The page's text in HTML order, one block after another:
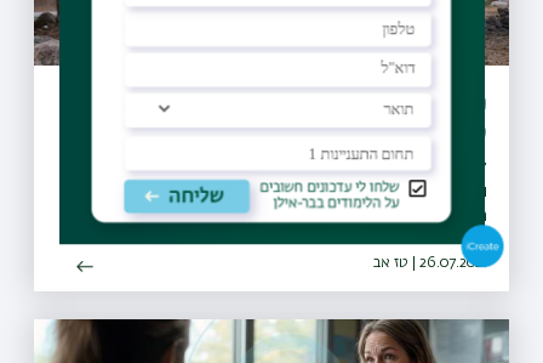
מיזם "קחו אתכם את הזבל" יקודם בעולם
כפורץ דרך
27 מועצות מקומיות ומועצות אזוריות חתמו על אמנת המיזם
והתחייבו לבצע הסברה, חינוך, ואכיפה ברוחו, החלו פעילויות
הסברה חינוך ואכיפה ברשויות ו-30 רשויות נוספות הביעו נכונות
להצטרף גם הן למיזם
26.07.2021 | טז אב